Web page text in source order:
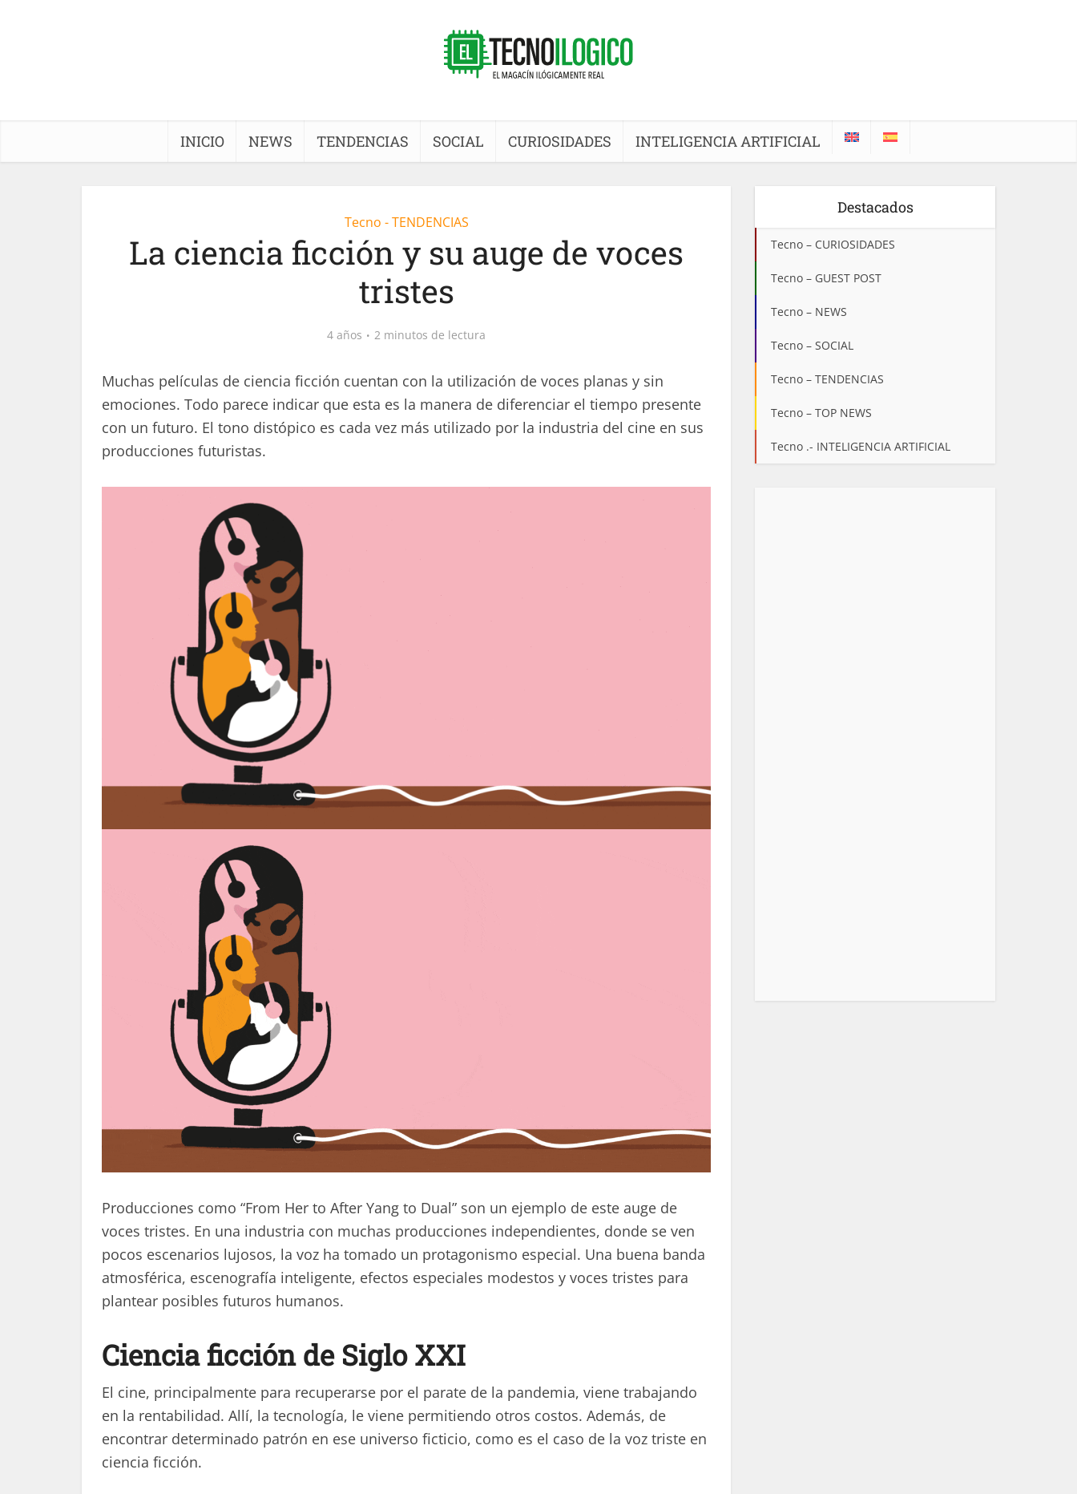
INICIO NEWS TENDENCIAS SOCIAL CURIOSIDADES INTELIGENCIA ARTIFICIAL
Tecno - TENDENCIAS
La ciencia ficción y su auge de voces
tristes
4 años 2 minutos de lectura
Muchas películas de ciencia ficción cuentan con la utilización de voces planas y sin
emociones. Todo parece indicar que esta es la manera de diferenciar el tiempo presente
con un futuro. El tono distópico es cada vez más utilizado por la industria del cine en sus
producciones futuristas.
Producciones como “From Her to After Yang to Dual” son un ejemplo de este auge de
voces tristes. En una industria con muchas producciones independientes, donde se ven
pocos escenarios lujosos, la voz ha tomado un protagonismo especial. Una buena banda
atmosférica, escenografía inteligente, efectos especiales modestos y voces tristes para
plantear posibles futuros humanos.
Ciencia ficción de Siglo XXI
El cine, principalmente para recuperarse por el parate de la pandemia, viene trabajando
en la rentabilidad. Allí, la tecnología, le viene permitiendo otros costos. Además, de
encontrar determinado patrón en ese universo ficticio, como es el caso de la voz triste en
ciencia ficción.
Destacados
Tecno – CURIOSIDADES
Tecno – GUEST POST
Tecno – NEWS
Tecno – SOCIAL
Tecno – TENDENCIAS
Tecno – TOP NEWS
Tecno .- INTELIGENCIA ARTIFICIAL